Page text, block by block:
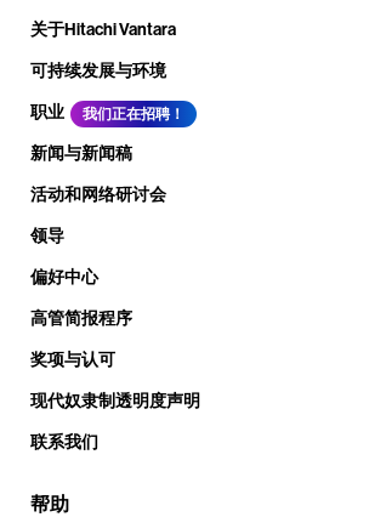
关于Hitachi Vantara
可持续发展与环境
职业
我们正在招聘！
新闻与新闻稿
活动和网络研讨会
领导
偏好中心
高管简报程序
奖项与认可
现代奴隶制透明度声明
联系我们
帮助